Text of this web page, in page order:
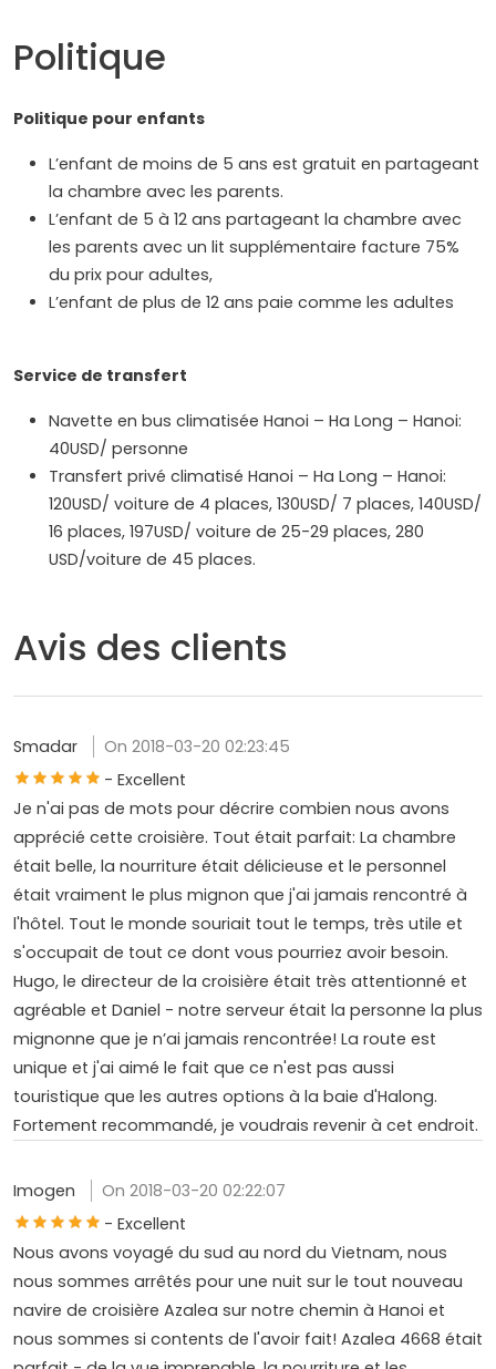
Politique
Politique pour enfants
L’enfant de moins de 5 ans est gratuit en partageant
la chambre avec les parents.
L’enfant de 5 à 12 ans partageant la chambre avec
les parents avec un lit supplémentaire facture 75%
du prix pour adultes,
L’enfant de plus de 12 ans paie comme les adultes
Service de transfert
Navette en bus climatisée Hanoi – Ha Long – Hanoi:
40USD/ personne
Transfert privé climatisé Hanoi – Ha Long – Hanoi:
120USD/ voiture de 4 places, 130USD/ 7 places, 140USD/
16 places, 197USD/ voiture de 25-29 places, 280
USD/voiture de 45 places.
Avis des clients
Smadar
On 2018-03-20 02:23:45
- Excellent
Je n'ai pas de mots pour décrire combien nous avons
apprécié cette croisière. Tout était parfait: La chambre
était belle, la nourriture était délicieuse et le personnel
était vraiment le plus mignon que j'ai jamais rencontré à
l'hôtel. Tout le monde souriait tout le temps, très utile et
s'occupait de tout ce dont vous pourriez avoir besoin.
Hugo, le directeur de la croisière était très attentionné et
agréable et Daniel - notre serveur était la personne la plus
mignonne que je n’ai jamais rencontrée! La route est
unique et j'ai aimé le fait que ce n'est pas aussi
touristique que les autres options à la baie d'Halong.
Fortement recommandé, je voudrais revenir à cet endroit.
Imogen
On 2018-03-20 02:22:07
- Excellent
Nous avons voyagé du sud au nord du Vietnam, nous
nous sommes arrêtés pour une nuit sur le tout nouveau
navire de croisière Azalea sur notre chemin à Hanoi et
nous sommes si contents de l'avoir fait! Azalea 4668 était